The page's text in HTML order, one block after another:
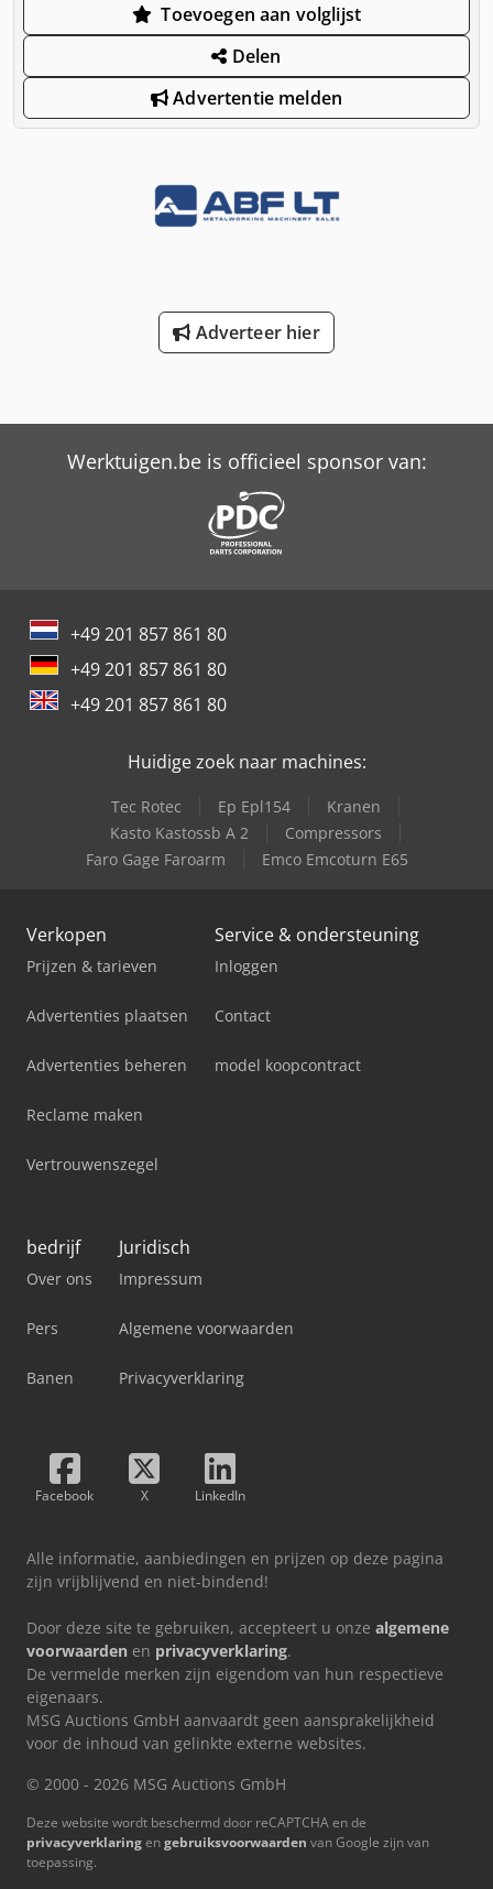
Toevoegen aan volglijst
Delen
Advertentie melden
Adverteer hier
Werktuigen.be is officieel sponsor van:
+49 201 857 861 80
+49 201 857 861 80
+49 201 857 861 80
Huidige zoek naar machines:
Tec Rotec Ep Epl154
Kranen
Kasto Kastossb A 2
Compressors
Faro Gage Faroarm
Emco Emcoturn E65
Verkopen
Prijzen & tarieven
Advertenties plaatsen
Advertenties beheren
Reclame maken
Vertrouwenszegel
Service & ondersteuning
Inloggen
Contact
model koopcontract
bedrijf
Over ons
Pers
Banen
Juridisch
Impressum
Algemene voorwaarden
Privacyverklaring
Facebook X LinkedIn
Alle informatie, aanbiedingen en prijzen op deze pagina
zijn vrijblijvend en niet-bindend!
Door deze site te gebruiken, accepteert u onze algemene
voorwaarden en privacyverklaring.
De vermelde merken zijn eigendom van hun respectieve
eigenaars.
MSG Auctions GmbH aanvaardt geen aansprakelijkheid
voor de inhoud van gelinkte externe websites.
© 2000 - 2026 MSG Auctions GmbH
Deze website wordt beschermd door reCAPTCHA en de
privacyverklaringengebruiksvoorwaarden van Google zijn van
toepassing.